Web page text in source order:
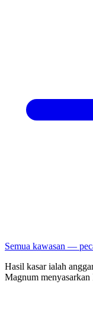
Semua kawasan —
Hasil kasar ialah
Magnum